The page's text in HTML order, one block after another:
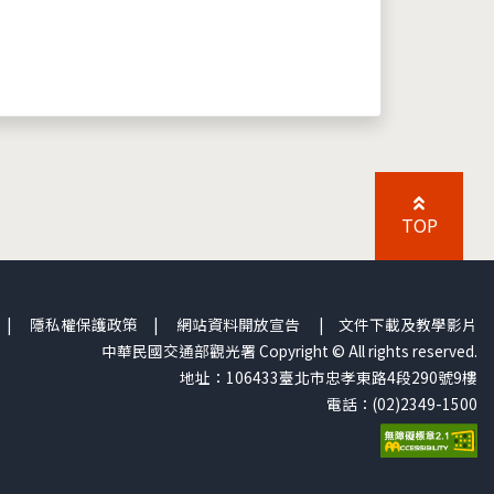
TOP
| 隱私權保護政策 | 網站資料開放宣告 | 文件下載及教學影片
中華民國交通部觀光署 Copyright © All rights reserved.
地址：106433臺北市忠孝東路4段290號9樓
電話：(02)2349-1500